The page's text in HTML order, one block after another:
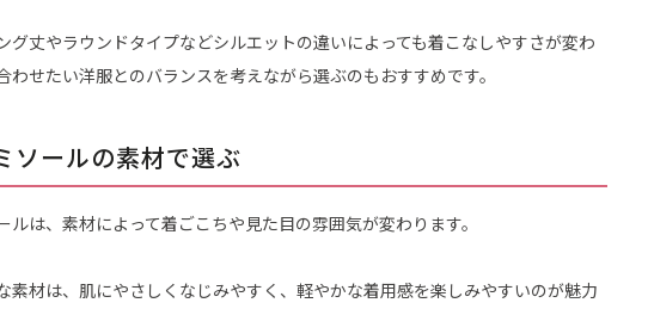
グ丈やラウンドタイプなどシルエットの違いによっても着こなしやすさが変わ
わせたい洋服とのバランスを考えながら選ぶのもおすすめです。
ソールの素材で選ぶ
ルは、素材によって着ごこちや見た目の雰囲気が変わります。
素材は、肌にやさしくなじみやすく、軽やかな着用感を楽しみやすいのが魅力